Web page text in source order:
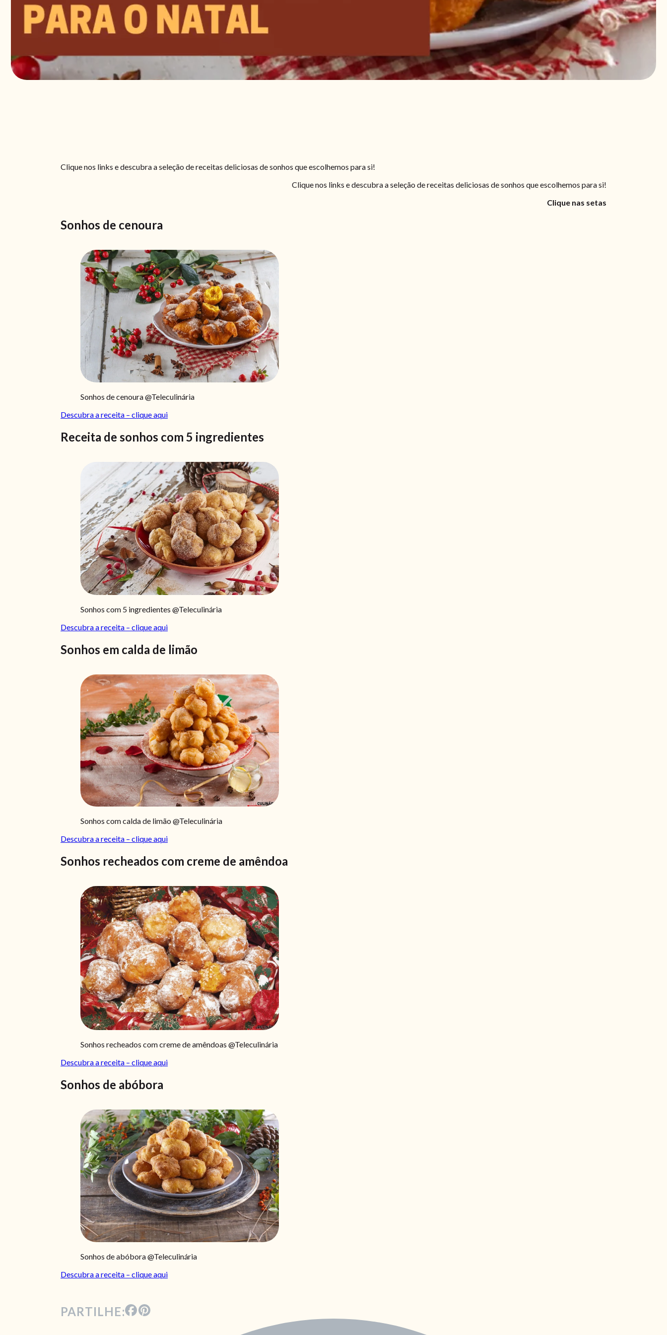
Clique nos links e descubra a seleção de receitas deliciosas de sonhos que escolhemos para si!
Clique nos links e descubra a seleção de receitas deliciosas de sonhos que escolhemos para si!
Clique nas setas
Sonhos de cenoura
Sonhos de cenoura @Teleculinária
Descubra a receita – clique aqui
Receita de sonhos com 5 ingredientes
Sonhos com 5 ingredientes @Teleculinária
Descubra a receita – clique aqui
Sonhos em calda de limão
Sonhos com calda de limão @Teleculinária
Descubra a receita – clique aqui
Sonhos recheados com creme de amêndoa
Sonhos recheados com creme de amêndoas @Teleculinária
Descubra a receita – clique aqui
Sonhos de abóbora
Sonhos de abóbora @Teleculinária
Descubra a receita – clique aqui
PARTILHE: